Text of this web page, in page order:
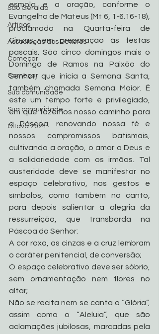
São Geraldo
Artigos
Associação dos Devotos
Começar
Começar
Sua comunidade
Sua comunidade
Oitava 2024
esmola e a oração, conforme o
Evangelho de Mateus (Mt 6, 1-6.16-18),
proclamado na Quarta-feira de
Cinzas, em preparação às festas
pascais. São cinco domingos mais o
Domingo de Ramos na Paixão do
Senhor, que inicia a Semana Santa,
também chamada Semana Maior. É
este um tempo forte e privilegiado,
em que fazemos nosso caminho para
a Páscoa, renovando nossa fé e
nossos compromissos batismais,
cultivando a oração, o amor a Deus e
a solidariedade com os irmãos. Tal
austeridade deve se manifestar no
espaço celebrativo, nos gestos e
símbolos, como também no canto,
para depois salientar a alegria da
ressurreição, que transborda na
Páscoa do Senhor:
A cor roxa, as cinzas e a cruz lembram
o caráter penitencial, de conversão;
O espaço celebrativo deve ser sóbrio,
sem ornamentação nem flores no
altar;
Não se recita nem se canta o “Glória”,
assim como o “Aleluia”, que são
aclamações jubilosas, marcadas pela